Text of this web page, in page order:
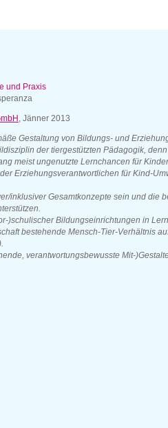
und Praxis
, Jänner 2013
Gestaltung von Bildungs- und
der tiergestützten Pädagogik,
meist ungenutzte Lernchancen für
Erziehungsverantwortlichen für Kind-
inklusiver Gesamtkonzepte sein und die
)schulischer Bildungseinrichtungen in
bestehende Mensch-Tier-Verhältnis
verantwortungsbewusste Mit-